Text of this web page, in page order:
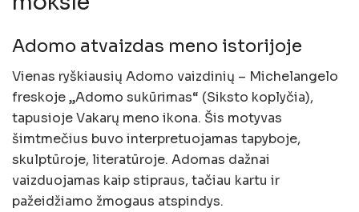
Adomo atvaizdas meno istorijoje
Vienas ryškiausių Adomo vaizdinių – Michelangelo
freskoje „Adomo sukūrimas“ (Siksto koplyčia),
tapusioje Vakarų meno ikona. Šis motyvas
šimtmečius buvo interpretuojamas tapyboje,
skulptūroje, literatūroje. Adomas dažnai
vaizduojamas kaip stipraus, tačiau kartu ir
pažeidžiamo žmogaus atspindys.